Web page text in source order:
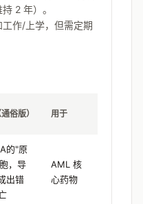
2 年）。
作/上学，但需定期
俗版） 用于
的"原
，导
出错
AML 核
心药物